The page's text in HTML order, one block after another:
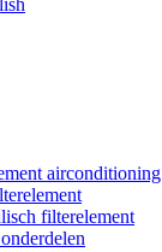
airconditioning
filterelement